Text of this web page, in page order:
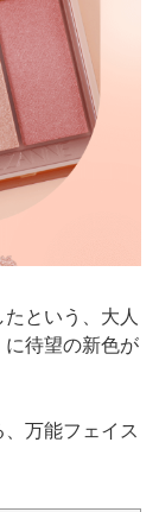
という、大人
待望の新色が
万能フェイス